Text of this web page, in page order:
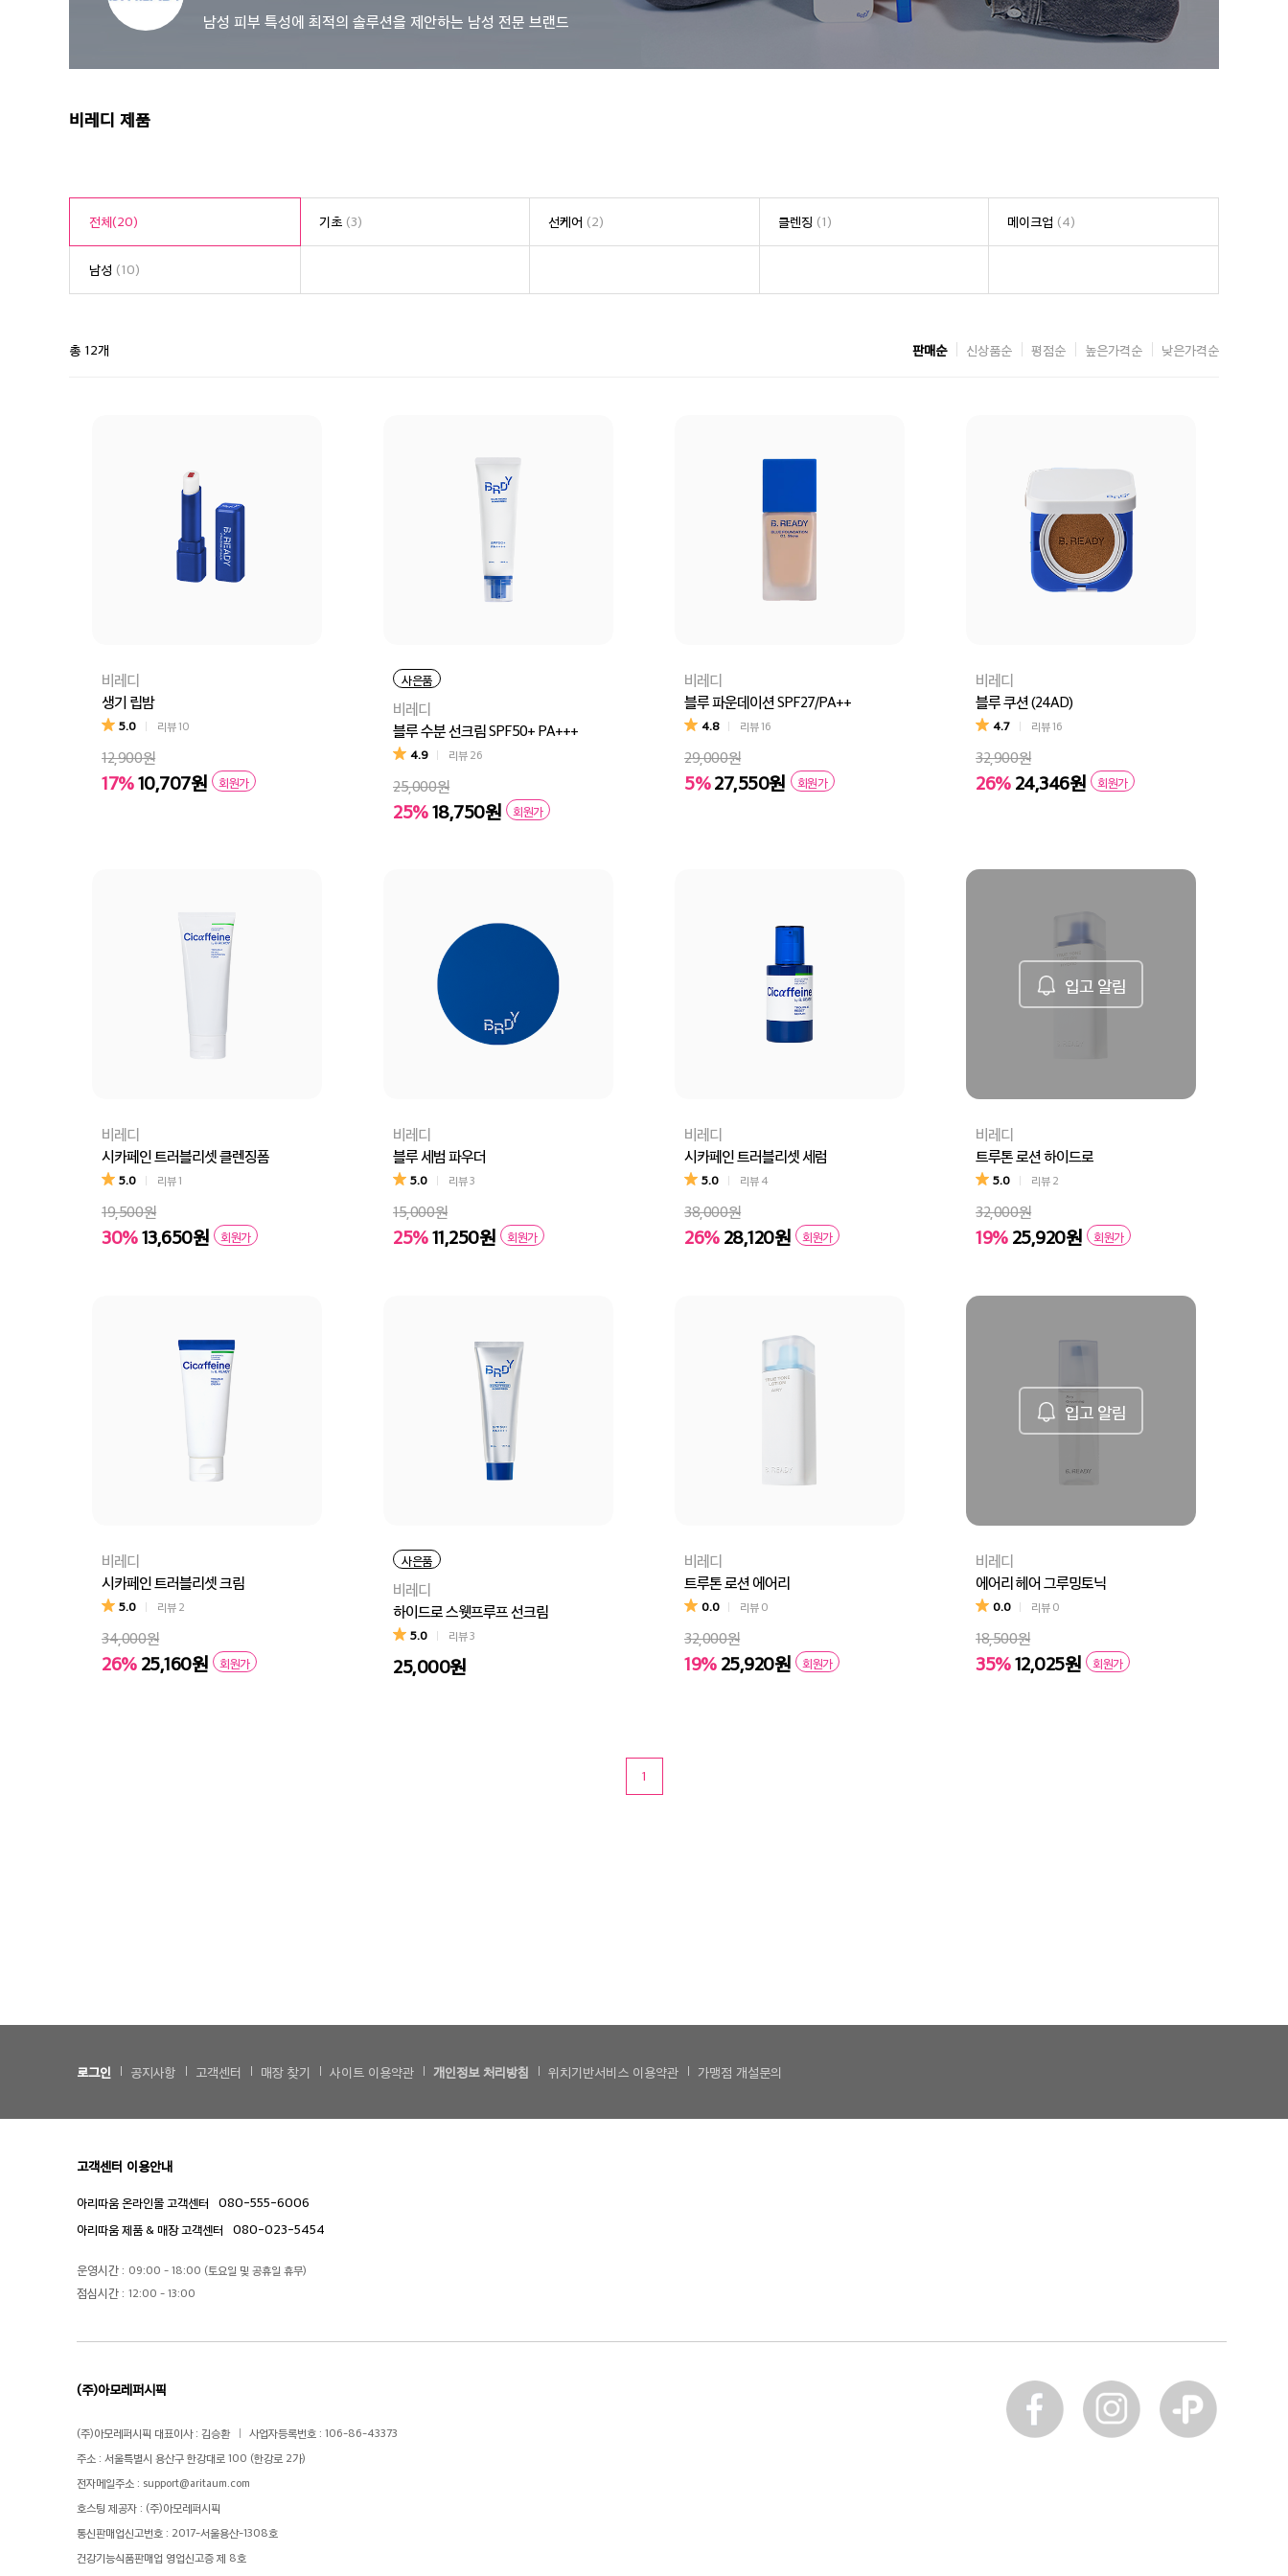
남성 피부 특성에 최적의 솔루션을 제안하는 남성 전문 브랜드
비레디 제품
전체(20) 기초 (3) 선케어 (2) 클렌징 (1) 메이크업 (4)
남성 (10)
총 12개 판매순 신상품순 평점순 높은가격순 낮은가격순
비레디
생기 립밤
5.0 리뷰10
12,900원
17%10,707원 회원가
사은품
비레디
블루 수분 선크림 SPF50+ PA+++
4.9 리뷰 26
25,000원
25%18,750원 회원가
비레디
블루 파운데이션 SPF27/PA++
4.8 리뷰16
29,000원
5% 27,550원 회원가
비레디
블루 쿠션 (24AD)
4.7 리뷰16
32,900원
26% 24,346원 회원가
비레디
시카페인 트러블리셋 클렌징폼
5.0 리뷰1
19,500원
30%13,650원 회원가
비레디
블루 세범 파우더
5.0 리뷰3
15,000원
25%11,250원 회원가
비레디
시카페인 트러블리셋 세럼
5.0 리뷰 4
38,000원
26% 28,120원 회원가
비레디
트루톤 로션 하이드로
5.0 리뷰 2
32,000원
19% 25,920원 회원가
입고 알림
비레디
시카페인 트러블리셋 크림
5.0 리뷰 2
34,000원
26% 25,160원 회원가
사은품
비레디
하이드로 스웻프루프 선크림
5.0 리뷰3
25,000원
비레디
트루톤 로션 에어리
0.0 리뷰 0
32,000원
19% 25,920원 회원가
비레디
에어리 헤어 그루밍토닉
0.0 리뷰 0
18,500원
35%12,025원 회원가
입고 알림
1
로그인 공지사항 고객센터 매장 찾기 사이트 이용약관 개인정보 처리방침 위치기반서비스 이용약관 가맹점 개설문의
고객센터 이용안내
아리따움 온라인몰 고객센터 080-555-6006
아리따움 제품 & 매장 고객센터 080-023-5454
운영시간 : 09:00 - 18:00 (토요일 및 공휴일 휴무)
점심시간 : 12:00 - 13:00
(주)아모레퍼시픽
(주)아모레퍼시픽 대표이사 : 김승환
사업자등록번호 : 106-86-43373
주소 : 서울특별시 용산구 한강대로 100 (한강로 2가)
전자메일주소 : support@aritaum.com
호스팅 제공자 : (주)아모레퍼시픽
통신판매업신고번호 : 2017-서울용산-1308호
건강기능식품판매업 영업신고증 제 8호